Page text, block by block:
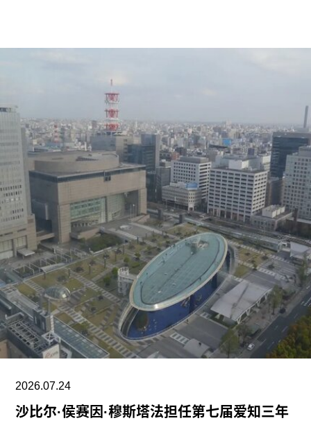
生河（Klang River）交汇处。美术馆将利用经过改
该机构由律师尚蒂·坎迪亚（Shanthi Kandiah）与
私募股权投资人布拉马尔·瓦苏德万（Brahmal
Vasudevan）共同创立，并由两人于2010年成立的
马来西亚非营利组织Creador Foundation负责运
营。
在新职位上，Yee将运用其策划现当代艺术展览的
丰富经验，负责Muara Arts的展览规划、空间布局
及整体艺术发展方向。11月1日，Muara Arts将以
群展“东南亚艺术 A-Z：一部批判性词典”（A–Z of
Southeast Asian Art: A Critical Dictionary） 正式向
公众开放。展览将汇集40余位艺术家的作品，涵盖
纺织、装置、影像、绘画、雕塑等多种创作媒介。
2026.07.24
沙比尔·侯赛因·穆斯塔法担任第七届爱知三年